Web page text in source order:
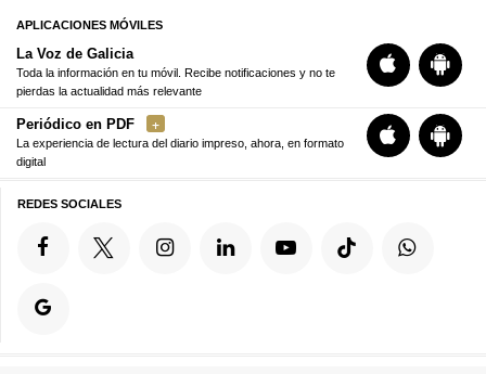
APLICACIONES MÓVILES
La Voz de Galicia
Toda la información en tu móvil. Recibe notificaciones y no te
pierdas la actualidad más relevante
Periódico en PDF
La experiencia de lectura del diario impreso, ahora, en formato
digital
REDES SOCIALES